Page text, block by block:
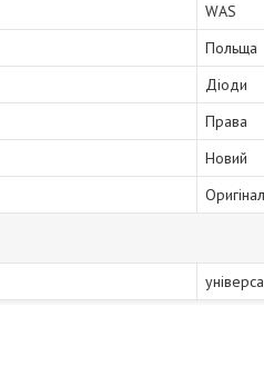
WAS
Польща
Діоди
Права
Новий
Оригінал